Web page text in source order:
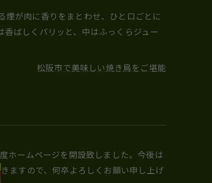
煙が肉に香りをまとわせ、ひと口ごとに
ばしくパリッと、中はふっくらジュー
松阪市で美味しい焼き鳥をご堪能
ホームページを開設致しました。今後は
ますので、何卒よろしくお願い申し上げ